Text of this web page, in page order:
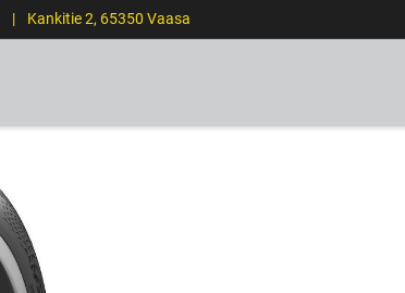
| Kankitie 2, 65350 Vaasa